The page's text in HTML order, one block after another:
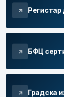
arrow_outward Регистар
arrow_outward БФЦ
arrow_outward Градска